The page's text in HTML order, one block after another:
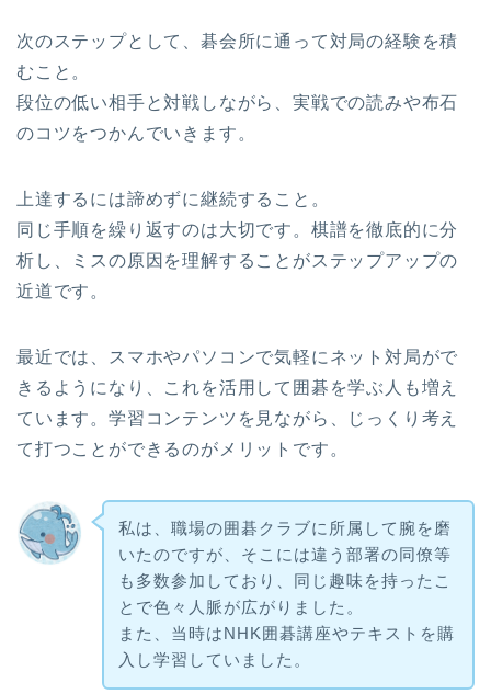
次のステップとして、碁会所に通って対局の経験を積
むこと。
段位の低い相手と対戦しながら、実戦での読みや布石
のコツをつかんでいきます。
上達するには諦めずに継続すること。
同じ手順を繰り返すのは大切です。棋譜を徹底的に分
析し、ミスの原因を理解することがステップアップの
近道です。
最近では、スマホやパソコンで気軽にネット対局がで
きるようになり、これを活用して囲碁を学ぶ人も増え
ています。学習コンテンツを見ながら、じっくり考え
て打つことができるのがメリットです。
私は、職場の囲碁クラブに所属して腕を磨
いたのですが、そこには違う部署の同僚等
も多数参加しており、同じ趣味を持ったこ
とで色々人脈が広がりました。
また、当時はNHK囲碁講座やテキストを購
入し学習していました。